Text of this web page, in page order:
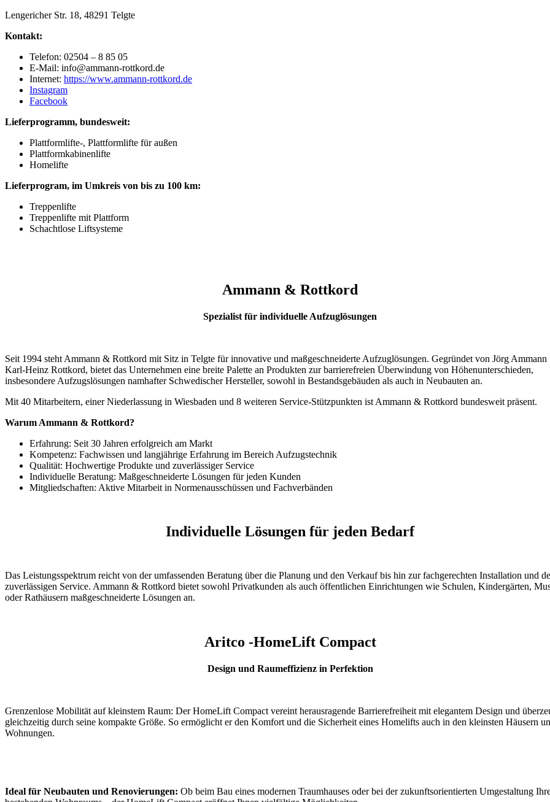
Lengericher Str. 18, 48291 Telgte
Kontakt:
Telefon: 02504 – 8 85 05
E-Mail: info@ammann-rottkord.de
Internet: https://www.ammann-rottkord.de
Instagram
Facebook
Lieferprogramm, bundesweit:
Plattformlifte-, Plattformlifte für außen
Plattformkabinenlifte
Homelifte
Lieferprogram, im Umkreis von bis zu 100 km:
Treppenlifte
Treppenlifte mit Plattform
Schachtlose Liftsysteme
Ammann & Rottkord
Spezialist für individuelle Aufzuglösungen
Seit 1994 steht Ammann & Rottkord mit Sitz in Telgte für innovative und maßgeschneiderte Aufzuglösungen. Gegründet von Jörg Ammann
Karl-Heinz Rottkord, bietet das Unternehmen eine breite Palette an Produkten zur barrierefreien Überwindung von Höhenunterschieden,
insbesondere Aufzugslösungen namhafter Schwedischer Hersteller, sowohl in Bestandsgebäuden als auch in Neubauten an.
Mit 40 Mitarbeitern, einer Niederlassung in Wiesbaden und 8 weiteren Service-Stützpunkten ist Ammann & Rottkord bundesweit präsent.
Warum Ammann & Rottkord?
Erfahrung: Seit 30 Jahren erfolgreich am Markt
Kompetenz: Fachwissen und langjährige Erfahrung im Bereich Aufzugstechnik
Qualität: Hochwertige Produkte und zuverlässiger Service
Individuelle Beratung: Maßgeschneiderte Lösungen für jeden Kunden
Mitgliedschaften: Aktive Mitarbeit in Normenausschüssen und Fachverbänden
Individuelle Lösungen für jeden Bedarf
Das Leistungsspektrum reicht von der umfassenden Beratung über die Planung und den Verkauf bis hin zur fachgerechten Installation und
zuverlässigen Service. Ammann & Rottkord bietet sowohl Privatkunden als auch öffentlichen Einrichtungen wie Schulen, Kindergärten,
oder Rathäusern maßgeschneiderte Lösungen an.
Aritco -HomeLift Compact
Design und Raumeffizienz in Perfektion
Grenzenlose Mobilität auf kleinstem Raum: Der HomeLift Compact vereint herausragende Barrierefreiheit mit elegantem Design und
gleichzeitig durch seine kompakte Größe. So ermöglicht er den Komfort und die Sicherheit eines Homelifts auch in den kleinsten Häusern
Wohnungen.
Ideal für Neubauten und Renovierungen: Ob beim Bau eines modernen Traumhauses oder bei der zukunftsorientierten Umgestaltung